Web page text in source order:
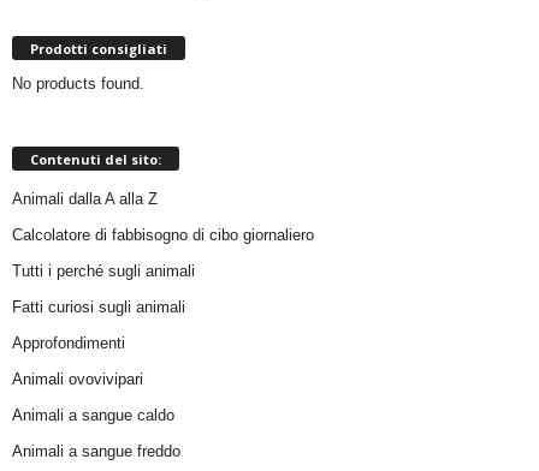
Prodotti consigliati
No products found.
Contenuti del sito:
Animali dalla A alla Z
Calcolatore di fabbisogno di cibo giornaliero
Tutti i perché sugli animali
Fatti curiosi sugli animali
Approfondimenti
Animali ovovivipari
Animali a sangue caldo
Animali a sangue freddo